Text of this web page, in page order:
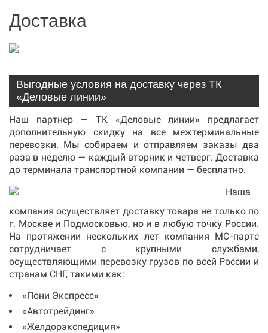
Доставка
Выгодные условия на доставку через ТК
«Деловые линии»
Наш партнер — ТК «Деловые линии» предлагает
дополнительную скидку на все межтерминальные
перевозки. Мы собираем и отправляем заказы два
раза в неделю — каждый вторник и четверг. Доставка
до терминала транспортной компании — бесплатно.
Наша
компания осуществляет доставку товара не только по
г. Москве и Подмосковью, но и в любую точку России.
На протяжении нескольких лет компания МС-партс
сотрудничает с крупными службами,
осуществляющими перевозку грузов по всей России и
странам СНГ, такими как:
«Пони Экспресс»
«Автотрейдинг»
«Желдорэкспедиция»